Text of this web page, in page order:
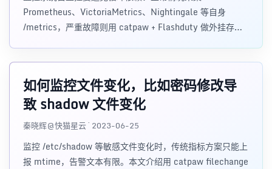
Prometheus、VictoriaMetrics、Nightingale 等自身
/metrics，严重故障则用 catpaw + Flashduty 做外挂存活
如何监控文件变化，比如密码修改导
致 shadow 文件变化
秦晓辉@快猫星云 · 2023-06-25
监控 /etc/shadow 等敏感文件变化时，传统指标方案只能上
报 mtime，告警文本有限。本文介绍用 catpaw filechange